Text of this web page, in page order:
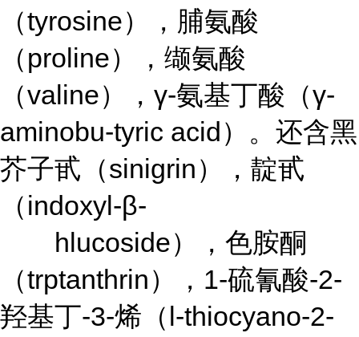
（tyrosine），脯氨酸
（proline），缬氨酸
（valine），γ-氨基丁酸（γ-
aminobu-tyric acid）。还含黑
芥子甙（sinigrin），靛甙
（indoxyl-β-
hlucoside），色胺酮
（trptanthrin），1-硫氰酸-2-
羟基丁-3-烯（l-thiocyano-2-